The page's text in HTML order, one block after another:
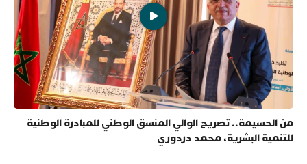
من الحسيمة.. تصريح الوالي المنسق الوطني للمبادرة الوطنية
للتنمية البشرية، محمد دردوري